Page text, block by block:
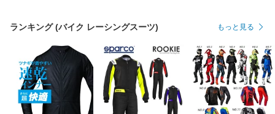
ランキング (バイク レーシングスーツ) もっと見る